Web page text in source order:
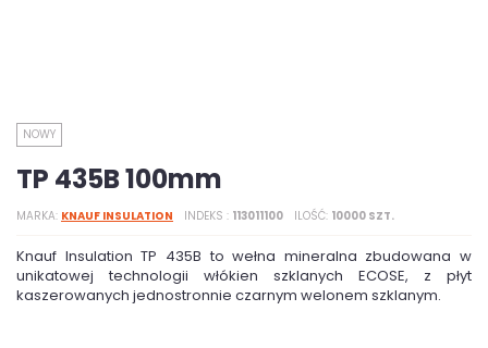
NOWY
TP 435B 100mm
MARKA KNAUF INSULATION INDEKS 113011100 ILOŚĆ 10000 SZT.
Knauf Insulation TP 435B to wełna mineralna zbudowana w
unikatowej technologii włókien szklanych ECOSE, z płyt
kaszerowanych jednostronnie czarnym welonem szklanym.